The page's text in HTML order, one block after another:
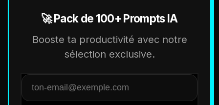
🚀 Pack de 100+ Prompts IA
Booste ta productivité avec notre
sélection exclusive.